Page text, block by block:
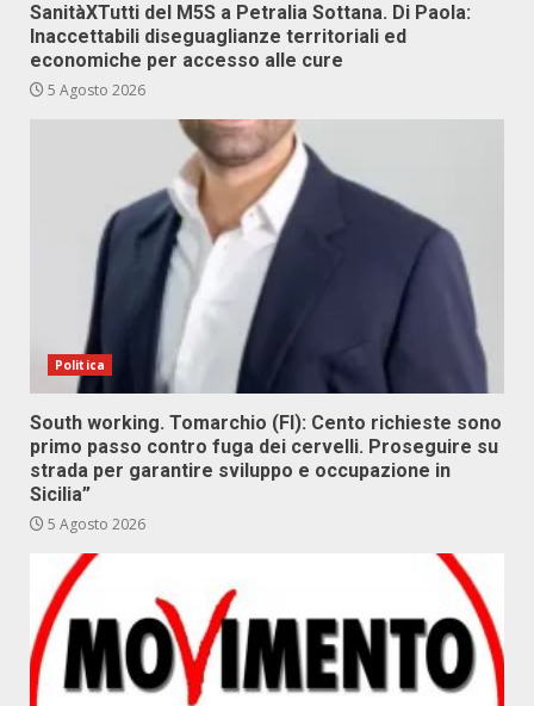
SanitàXTutti del M5S a Petralia Sottana. Di Paola:
Inaccettabili diseguaglianze territoriali ed
economiche per accesso alle cure
5 Agosto 2026
Politica
South working. Tomarchio (FI): Cento richieste sono
primo passo contro fuga dei cervelli. Proseguire su
strada per garantire sviluppo e occupazione in
Sicilia”
5 Agosto 2026